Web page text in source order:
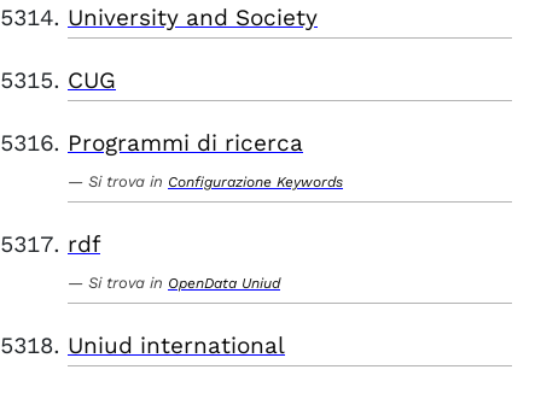
University and Society
CUG
Programmi di ricerca
Si trova in Configurazione Keywords
rdf
Si trova in OpenData Uniud
Uniud international